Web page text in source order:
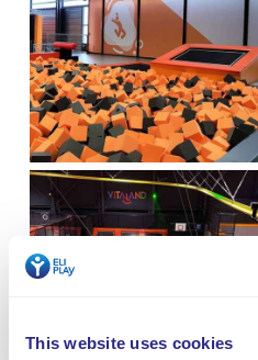
This website uses cookies